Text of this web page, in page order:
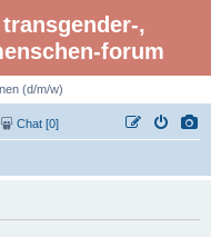
,
forum
(d/m/w)
Chat [0]